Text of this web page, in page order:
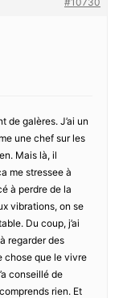
de galères. J’ai un
une chef sur les
Mais là, il
me stressee à
à perdre de la
vibrations, on se
Du coup, j’ai
regarder des
chose que le vivre
conseillé de
rien. Et